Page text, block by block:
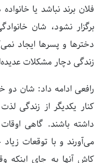
فلان برند نباشد یا
برگزار نشود، شان
دخترها و پسرها ایجاد
زندگی دچار مشکلات
رافعی ادامه داد: شان دو
کنار یکدیگر از زندگی
داشته باشند. گاهی
می‌آورند و با توقعات
کاش آنها به جای اینکه